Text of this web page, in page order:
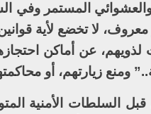
والعشوائي المستمر وفي
لا تخضع لأية
عن أماكن
ومنع زيارتهم، أو
السلطات الأمنية